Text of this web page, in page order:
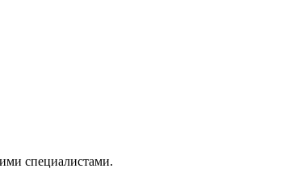
специалистами.